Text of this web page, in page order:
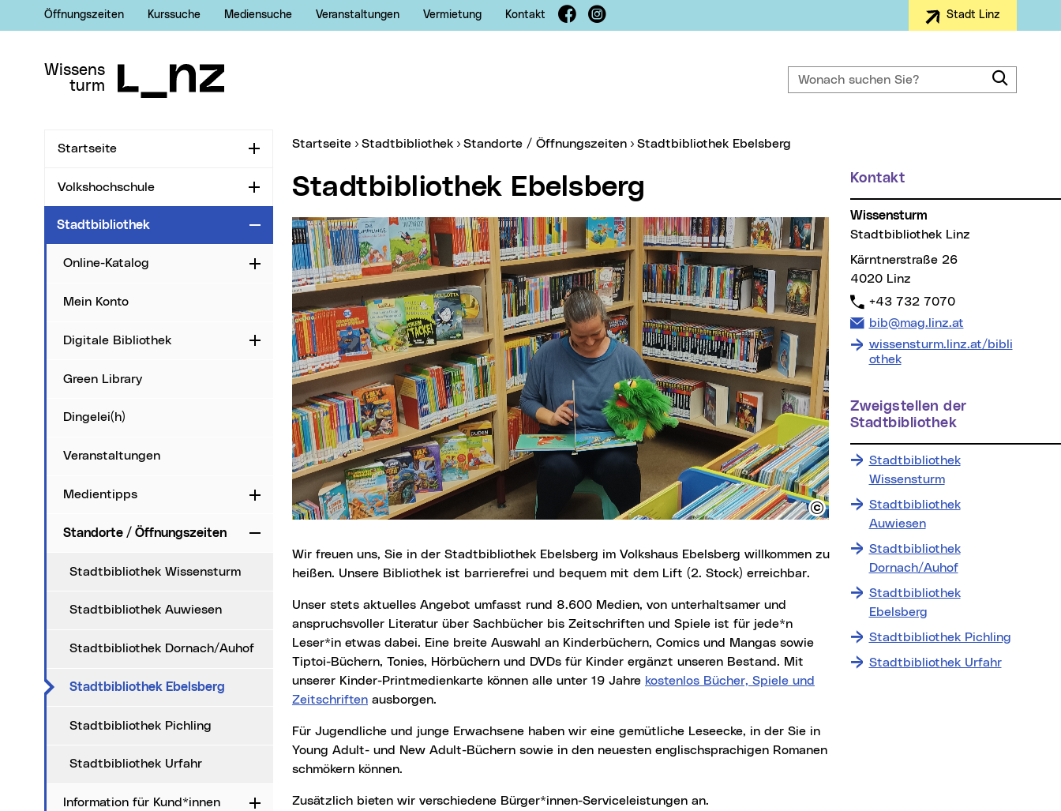
Zur Navigation
Zum Inhalt
Zur Suche
Öffnungszeiten Kurssuche Mediensuche Veranstaltungen Vermietung Kontakt Facebook
Instagram Stadt Linz
Wissens
turm
Wonach suchen Sie?
Startseite Aufklappen
Volkshochschule Aufklappen
Stadtbibliothek Zuklappen
Online-Katalog Aufklappen
Mein Konto
Digitale Bibliothek Aufklappen
Green Library
Dingelei(h)
Veranstaltungen
Medientipps Aufklappen
Standorte / Öffnungszeiten Zuklappen
Stadtbibliothek Wissensturm
Stadtbibliothek Auwiesen
Stadtbibliothek Dornach/Auhof
Stadtbibliothek Ebelsberg (aktueller Menüpunkt)
Stadtbibliothek Pichling
Stadtbibliothek Urfahr
Information für Kund*innen Aufklappen
Sie sind hier:
Startseite Stadtbibliothek Standorte / Öffnungszeiten Stadtbibliothek Ebelsberg
Stadtbibliothek Ebelsberg
Wir freuen uns, Sie in der Stadtbibliothek Ebelsberg im Volkshaus Ebelsberg willkommen zu
heißen. Unsere Bibliothek ist barrierefrei und bequem mit dem Lift (2. Stock) erreichbar.
Unser stets aktuelles Angebot umfasst rund 8.600 Medien, von unterhaltsamer und
anspruchsvoller Literatur über Sachbücher bis Zeitschriften und Spiele ist für jede*n
Leser*in etwas dabei. Eine breite Auswahl an Kinderbüchern, Comics und Mangas sowie
Tiptoi-Büchern, Tonies, Hörbüchern und DVDs für Kinder ergänzt unseren Bestand. Mit
unserer Kinder-Printmedienkarte können alle unter 19 Jahre kostenlos Bücher, Spiele und
Zeitschriften ausborgen.
Für Jugendliche und junge Erwachsene haben wir eine gemütliche Leseecke, in der Sie in
Young Adult- und New Adult-Büchern sowie in den neuesten englischsprachigen Romanen
schmökern können.
Zusätzlich bieten wir verschiedene Bürger*innen-Serviceleistungen an.
Kontakt
Wissensturm
Stadtbibliothek Linz
Kärntnerstraße 26
4020 Linz
Telefon:
+43 732 7070
E-Mail Adresse:
bib@mag.linz.at
wissensturm.linz.at/bibli
othek
Zweigstellen der
Stadtbibliothek
Stadtbibliothek
Wissensturm
Stadtbibliothek
Auwiesen
Stadtbibliothek
Dornach/Auhof
Stadtbibliothek
Ebelsberg
Stadtbibliothek Pichling
Stadtbibliothek Urfahr